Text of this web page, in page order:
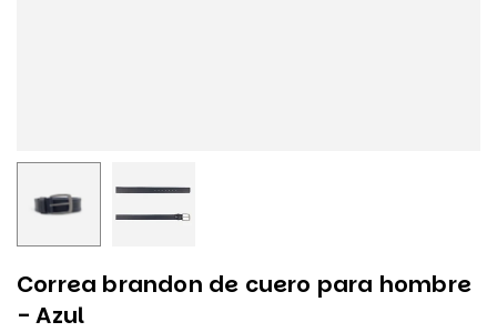
Correa brandon de cuero para hombre
- Azul